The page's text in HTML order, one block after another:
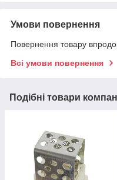
Умови повернення
Повернення товару
Всі умови повернення
Подібні товари